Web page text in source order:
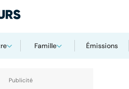
Famille Émissions